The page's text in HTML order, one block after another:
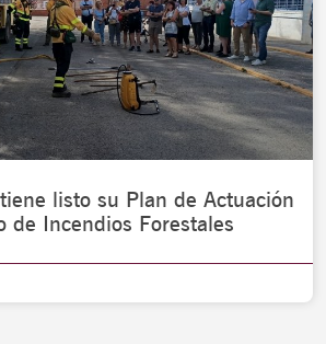
listo su Plan de Actuación
de Incendios Forestales